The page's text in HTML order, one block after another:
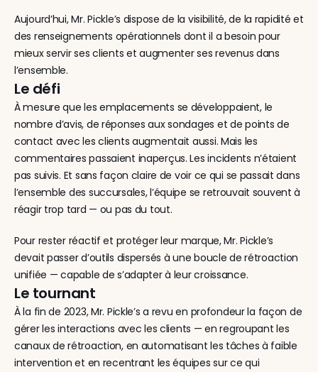
Aujourd’hui, Mr. Pickle’s dispose de la visibilité, de la rapidité et
des renseignements opérationnels dont il a besoin pour
mieux servir ses clients et augmenter ses revenus dans
l’ensemble.
Le défi
À mesure que les emplacements se développaient, le
nombre d’avis, de réponses aux sondages et de points de
contact avec les clients augmentait aussi. Mais les
commentaires passaient inaperçus. Les incidents n’étaient
pas suivis. Et sans façon claire de voir ce qui se passait dans
l’ensemble des succursales, l’équipe se retrouvait souvent à
réagir trop tard — ou pas du tout.
Pour rester réactif et protéger leur marque, Mr. Pickle’s
devait passer d’outils dispersés à une boucle de rétroaction
unifiée — capable de s’adapter à leur croissance.
Le tournant
À la fin de 2023, Mr. Pickle’s a revu en profondeur la façon de
gérer les interactions avec les clients — en regroupant les
canaux de rétroaction, en automatisant les tâches à faible
intervention et en recentrant les équipes sur ce qui